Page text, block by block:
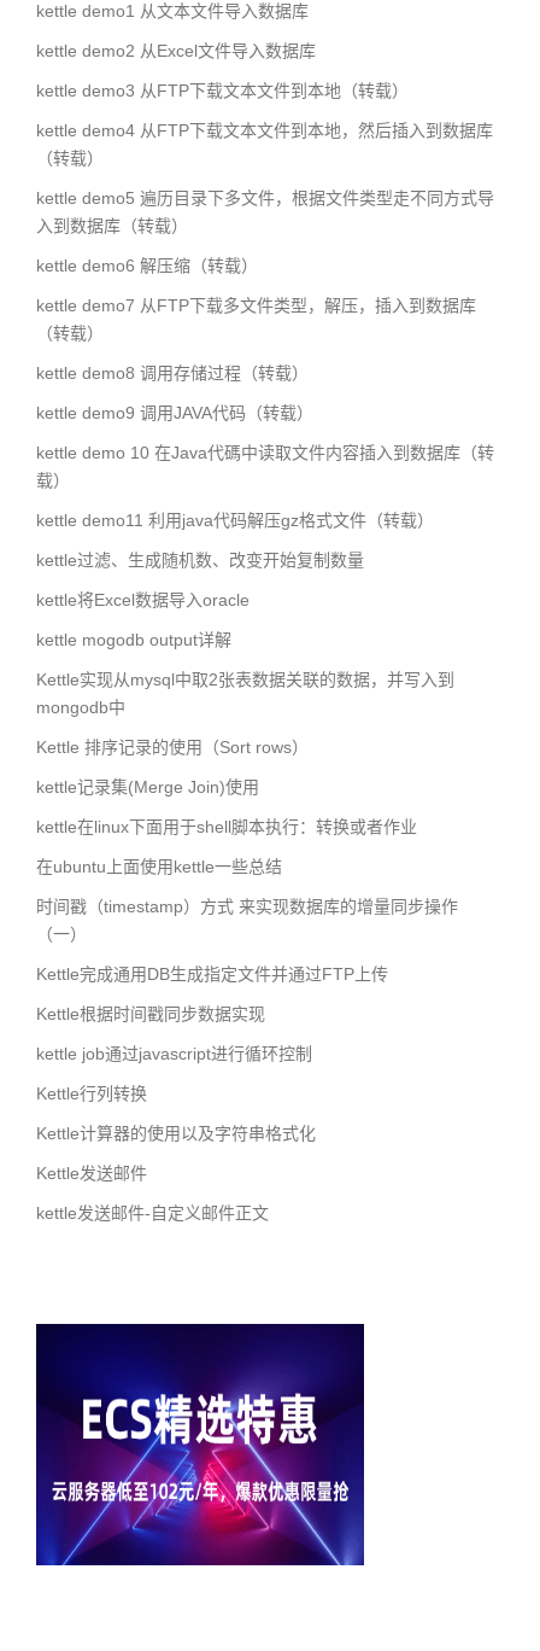
kettle demo1 从文本文件导入数据库
kettle demo2 从Excel文件导入数据库
kettle demo3 从FTP下载文本文件到本地（转载）
kettle demo4 从FTP下载文本文件到本地，然后插入到数据库
（转载）
kettle demo5 遍历目录下多文件，根据文件类型走不同方式导
入到数据库（转载）
kettle demo6 解压缩（转载）
kettle demo7 从FTP下载多文件类型，解压，插入到数据库
（转载）
kettle demo8 调用存储过程（转载）
kettle demo9 调用JAVA代码（转载）
kettle demo 10 在Java代碼中读取文件内容插入到数据库（转
载）
kettle demo11 利用java代码解压gz格式文件（转载）
kettle过滤、生成随机数、改变开始复制数量
kettle将Excel数据导入oracle
kettle mogodb output详解
Kettle实现从mysql中取2张表数据关联的数据，并写入到
mongodb中
Kettle 排序记录的使用（Sort rows）
kettle记录集(Merge Join)使用
kettle在linux下面用于shell脚本执行：转换或者作业
在ubuntu上面使用kettle一些总结
时间戳（timestamp）方式 来实现数据库的增量同步操作
（一）
Kettle完成通用DB生成指定文件并通过FTP上传
Kettle根据时间戳同步数据实现
kettle job通过javascript进行循环控制
Kettle行列转换
Kettle计算器的使用以及字符串格式化
Kettle发送邮件
kettle发送邮件-自定义邮件正文